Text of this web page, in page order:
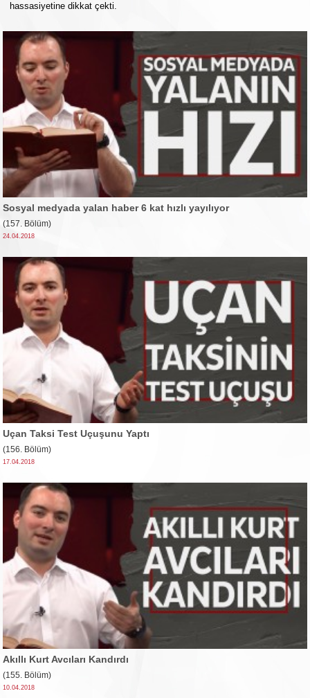
hassasiyetine dikkat çekti.
Sosyal medyada yalan haber 6 kat hızlı yayılıyor
(157. Bölüm)
24.04.2018
Uçan Taksi Test Uçuşunu Yaptı
(156. Bölüm)
17.04.2018
Akıllı Kurt Avcıları Kandırdı
(155. Bölüm)
10.04.2018